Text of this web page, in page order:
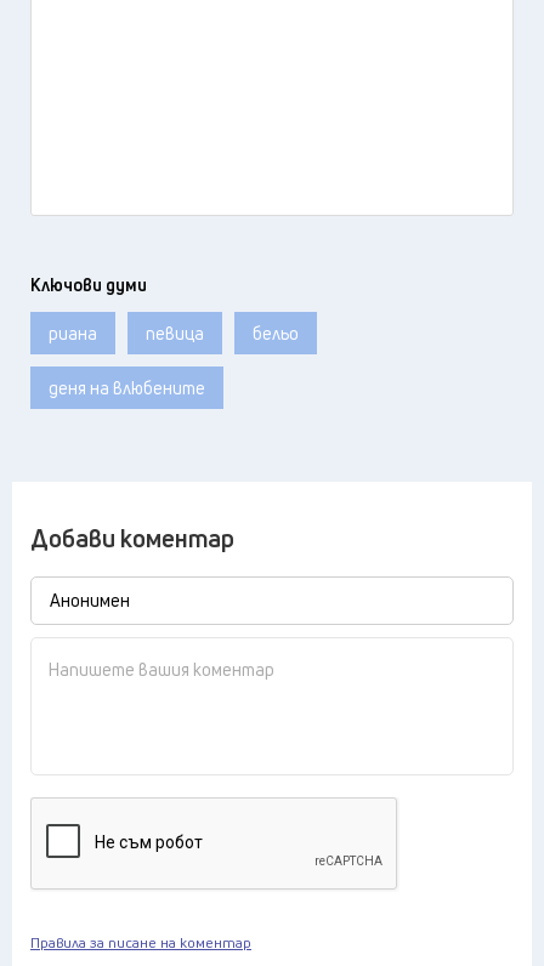
Ключови думи
риана певица бельо
деня на влюбените
Добави коментар
Правила за писане на коментар